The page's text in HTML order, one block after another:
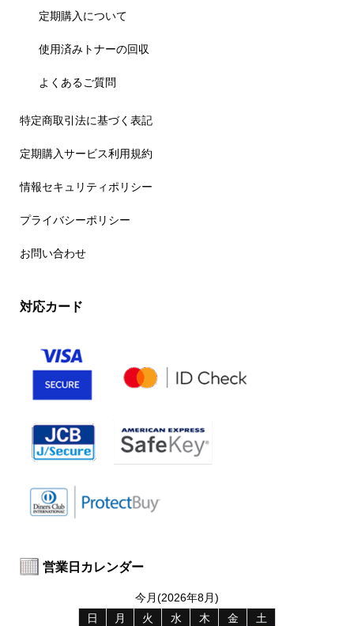
定期購入について
使用済みトナーの回収
よくあるご質問
特定商取引法に基づく表記
定期購入サービス利用規約
情報セキュリティポリシー
プライバシーポリシー
お問い合わせ
対応カード
営業日カレンダー
今月(2026年8月)
日
月 火 水 木 金
土